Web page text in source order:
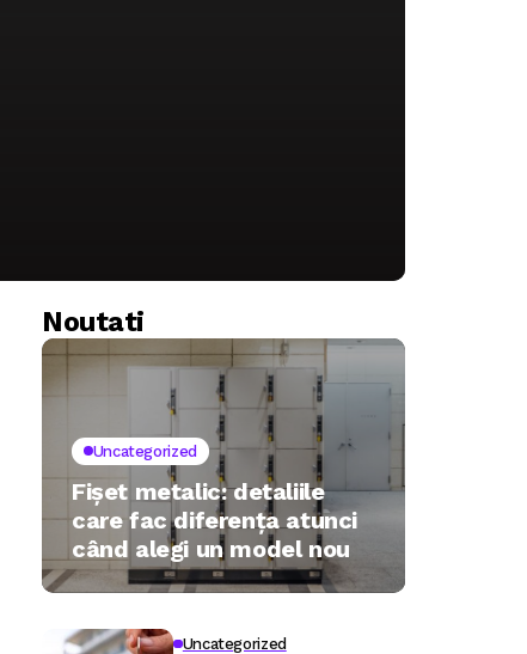
Noutati
Uncategorized
Fișet metalic: detaliile
care fac diferența atunci
când alegi un model nou
Uncategorized